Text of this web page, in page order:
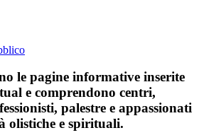
le pagine informative inserite
e comprendono centri,
palestre e appassionati
olistiche e spirituali.